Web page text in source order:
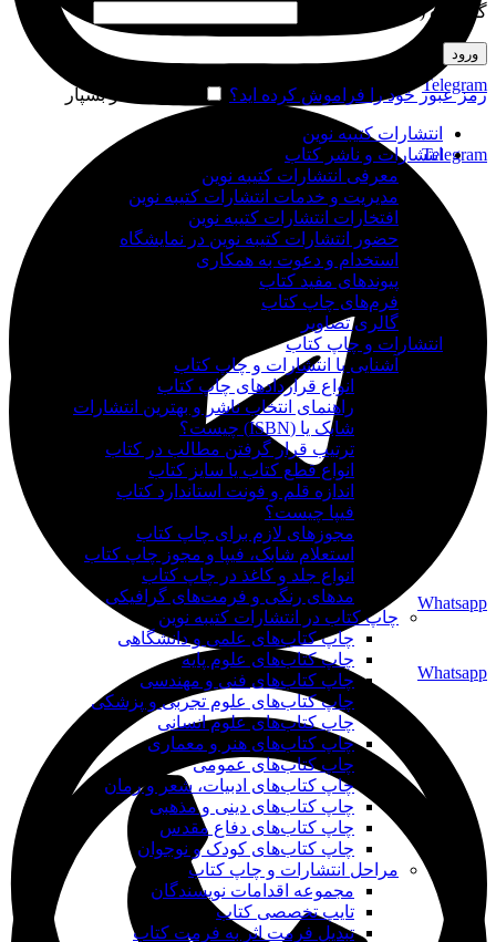
Telegram
Whatsapp
Telegram
Whatsapp
گذرواژه (شماره موبایل)
ورود
رمز عبور خود را فراموش کرده اید؟ مرا به خاطر بسپار
انتشارات کتیبه نوین
انتشارات و ناشر کتاب
معرفی انتشارات کتیبه نوین
مدیریت و خدمات انتشارات کتیبه نوین
افتخارات انتشارات کتیبه نوین
حضور انتشارات کتیبه نوین در نمایشگاه‌
استخدام و دعوت به همکاری
پیوندهای مفید کتاب
فرم‌های چاپ کتاب
گالری تصاویر
انتشارات و چاپ کتاب
آشنایی با انتشارات و چاپ کتاب
انواع قراردادهای چاپ کتاب
راهنمای انتخاب ناشر و بهترین انتشارات
شابک یا (ISBN) چیست؟
ترتیب قرار گرفتن مطالب در کتاب
انواع قطع کتاب یا سایز کتاب
اندازه قلم و فونت استاندارد کتاب
فیپا چیست؟
مجوزهای لازم برای چاپ کتاب
استعلام شابک، فیپا و مجوز چاپ کتاب
انواع جلد و کاغذ در چاپ کتاب
مدهای رنگی و فرمت‌های گرافیکی
چاپ کتاب در انتشارات کتیبه نوین
چاپ کتاب‌های علمی و دانشگاهی
چاپ کتاب‌های علوم پایه
چاپ کتاب‌های فنی و مهندسی
چاپ کتاب‌های علوم تجربی و پزشکی
چاپ کتاب‌های علوم انسانی
چاپ کتاب‌های هنر و معماری
چاپ کتاب‌های عمومی
چاپ کتاب‌های ادبیات، شعر و رمان
چاپ کتاب‌های دینی و مذهبی
چاپ کتاب‌های دفاع مقدس
چاپ کتاب‌های کودک و نوجوان
مراحل انتشارات و چاپ کتاب
مجموعه اقدامات نویسندگان
تایپ تخصصی کتاب
تبدیل فرمت اثر به فرمت کتاب